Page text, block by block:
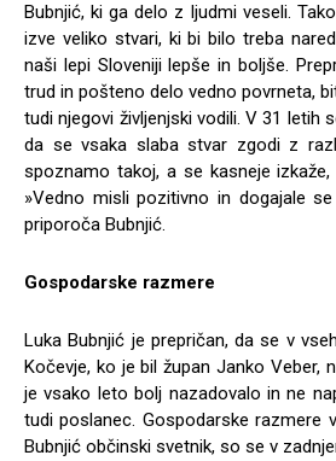
Bubnjić, ki ga delo z ljudmi veseli.
izve veliko stvari, ki bi bilo treba
naši lepi Sloveniji lepše in boljše.
trud in pošteno delo vedno povrneta,
tudi njegovi življenjski vodili. V 31 letih
da se vsaka slaba stvar zgodi z
spoznamo takoj, a se kasneje
»Vedno misli pozitivno in dogajale
priporoča Bubnjić.
Gospodarske razmere
Luka Bubnjić je prepričan, da se v
Kočevje, ko je bil župan Janko Veber,
je vsako leto bolj nazadovalo in ne
tudi poslanec. Gospodarske razmere
Bubnjić občinski svetnik, so se v